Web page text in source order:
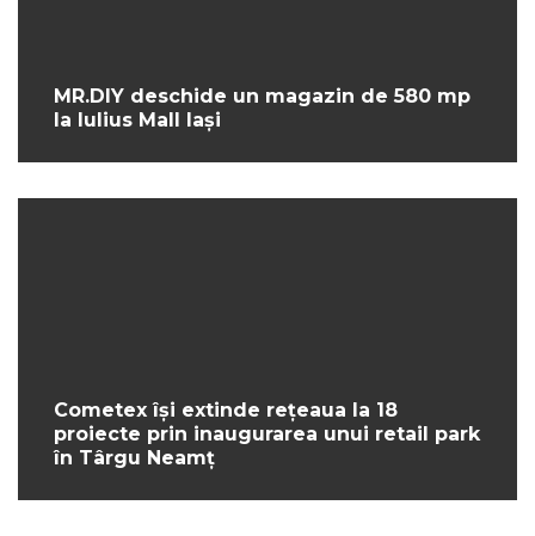
MR.DIY deschide un magazin de 580 mp
la Iulius Mall Iași
Cometex își extinde rețeaua la 18
proiecte prin inaugurarea unui retail park
în Târgu Neamț